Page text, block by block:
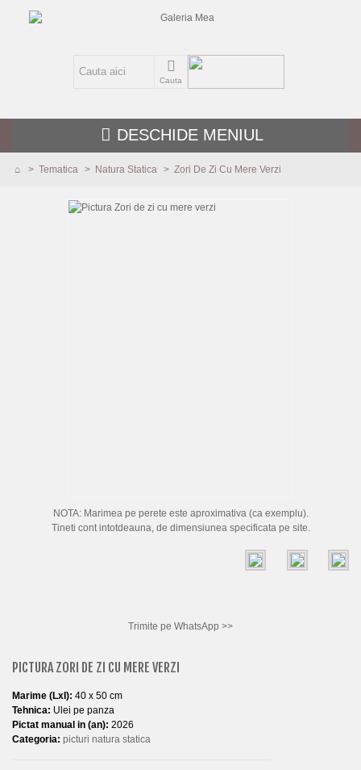
Cauta
DESCHIDE MENIUL
Mici (sub 50 cm)
Acrilice
Tehnica Mixta
Acuarela
> Tematica > Natura Statica > Zori De Zi Cu Mere Verzi
NOTA: Marimea pe perete este aproximativa (ca exemplu).
Tineti cont intotdeauna, de dimensiunea specificata pe site.
Trimite pe WhatsApp >>
PICTURA ZORI DE ZI CU MERE VERZI
Marime (LxI): 40 x 50 cm
Tehnica: Ulei pe panza
Pictat manual in (an): 2026
Categoria: picturi natura statica